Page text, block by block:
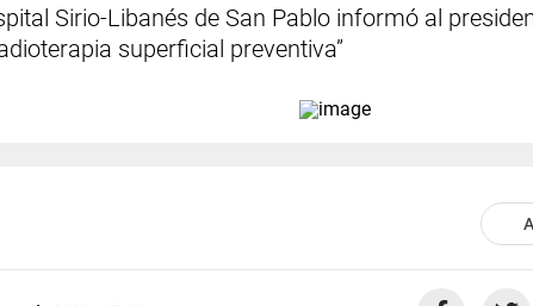
Sirio-Libanés de San Pablo informó al
superficial preventiva”